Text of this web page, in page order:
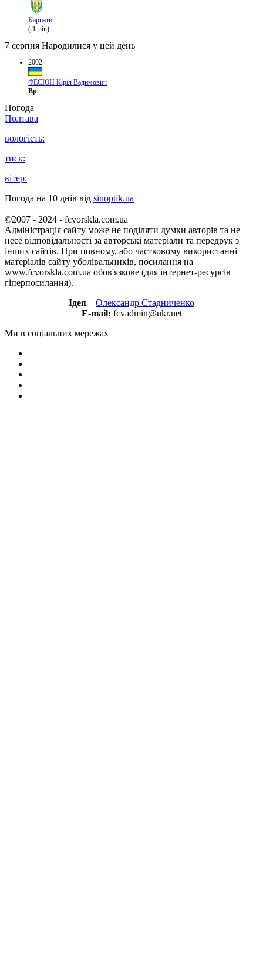
Карпати
(Львів)
7 серпня Народилися у цей день
2002
ФЕСЮН Кіріл Вадимович
Вр
Погода
Полтава
вологість:
тиск:
вітер:
Погода на 10 днів від sinoptik.ua
©2007 - 2024 - fcvorskla.com.ua
Адміністрація сайту може не поділяти думки авторів та не
несе відповідальності за авторські матеріали та передрук з
інших сайтів. При повному, або частковому використанні
матеріалів сайту уболівальників, посилання на
www.fcvorskla.com.ua обов'язкове (для інтернет-ресурсів
гіперпосилання).
Ідея – Олександр Стадниченко
E-mail: fcvadmin@ukr.net
Ми в соціальних мережах